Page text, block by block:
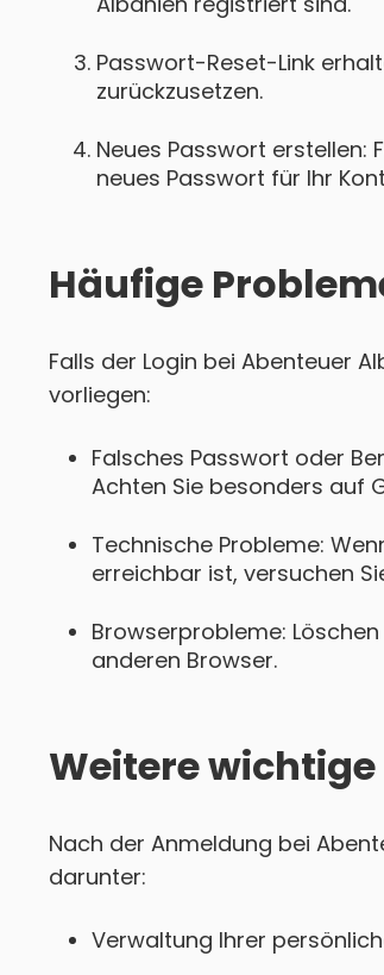
Passwort-Reset-Link
zurückzusetzen.
Neues Passwort erstellen:
neues Passwort für Ihr
Häufige
Falls der Login bei Abenteuer
vorliegen:
Falsches Passwort oder
Achten Sie besonders auf
Technische Probleme:
erreichbar ist, versuchen
Browserprobleme:
anderen Browser.
Weitere
Nach der Anmeldung bei
darunter:
Verwaltung Ihrer